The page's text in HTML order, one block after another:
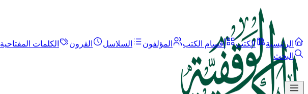
الرئيسية الكتب أقسام الكتب المؤلفون السلاسل القرون الكلمات المفتاحية
البحث